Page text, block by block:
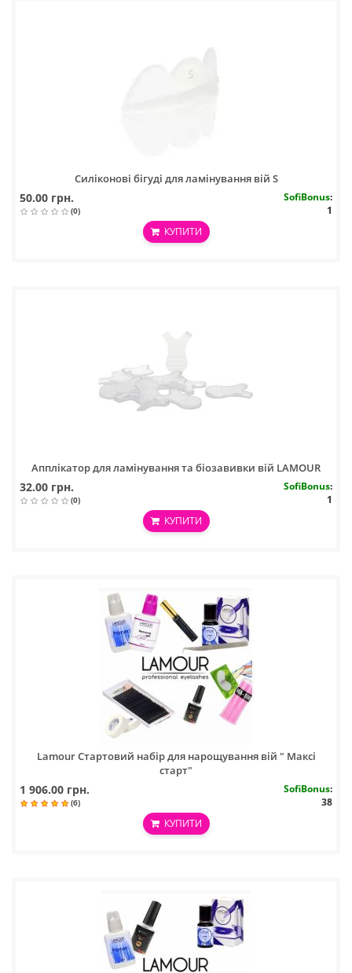
Силіконові бігуді для ламінування вій S
50.00 грн.
(0)
SofiBonus:
1
КУПИТИ
Апплікатор для ламінування та біозавивки вій LAMOUR
32.00 грн.
(0)
SofiBonus:
1
КУПИТИ
Lamour Стартовий набір для нарощування вій " Максі
старт"
1 906.00 грн.
(6)
SofiBonus:
38
КУПИТИ